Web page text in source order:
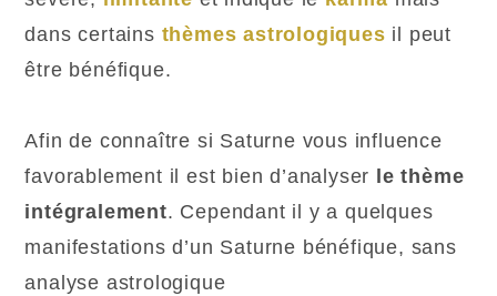
dans certains thèmes astrologiques il peut
être bénéfique.
Afin de connaître si Saturne vous influence
favorablement il est bien d’analyser
le thème
intégralement. Cependant il y a quelques
manifestations d’un Saturne bénéfique, sans
analyse astrologique